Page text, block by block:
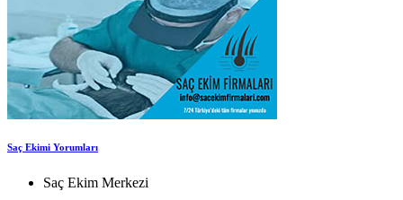
Saç Ekimi Yorumları
Saç Ekim Merkezi